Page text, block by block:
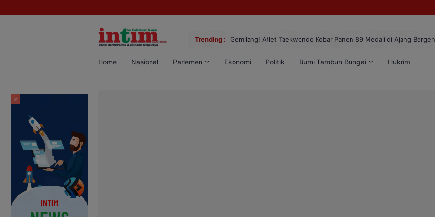
Trending :
Sabu di Pangkalan Bun, Dua Pelaku Diamankan Gemilang! Atlet Taekwondo Kobar Panen 89 Medali di Ajang
Home Nasional Parlemen Ekonomi Politik Bumi Tambun Bungai Hukrim